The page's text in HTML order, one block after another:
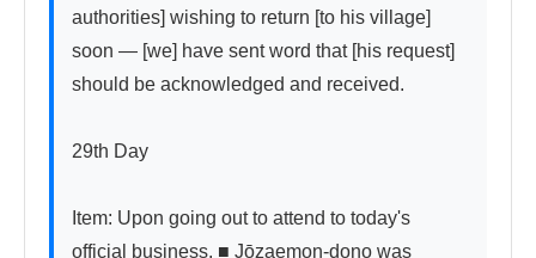
authorities] wishing to return [to his village]
soon — [we] have sent word that [his request]
should be acknowledged and received.
29th Day
Item: Upon going out to attend to today's
official business, ■ Jōzaemon-dono was